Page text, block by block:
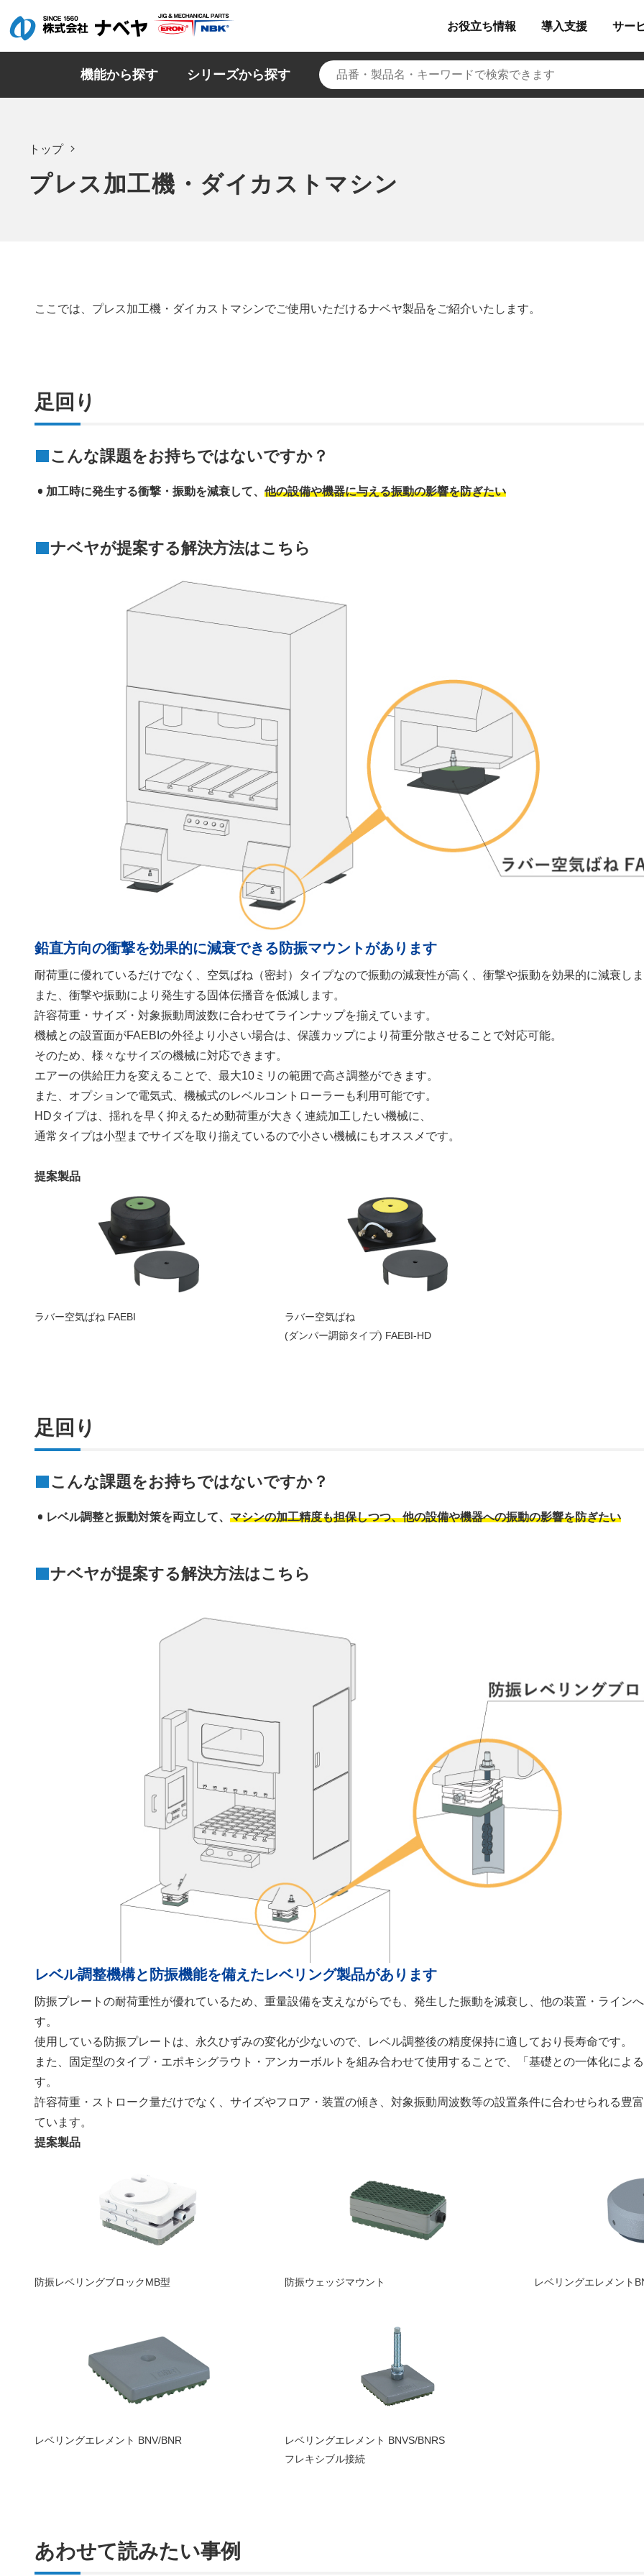
お役立ち情報 導入支援 サー
機能から探す シリーズから探す
トップ
プレス加工機・ダイカストマシン
ここでは、プレス加工機・ダイカストマシンでご使用いただけるナベヤ製品をご紹介いたします。
足回り
こんな課題をお持ちではないですか？
加工時に発生する衝撃・振動を減衰して、 他の設備や機器に与える振動の影響を防ぎたい
ナベヤが提案する解決方法はこちら
鉛直方向の衝撃を効果的に減衰できる防振マウントがあります
耐荷重に優れているだけでなく、空気ばね（密封）タイプなので振動の減衰性が高く、衝撃や振動を効果的に減衰し
また、衝撃や振動により発生する固体伝播音を低減します。
許容荷重・サイズ・対象振動周波数に合わせてラインナップを揃えています。
機械との設置面がFAEBIの外径より小さい場合は、保護カップにより荷重分散させることで対応可能。
そのため、様々なサイズの機械に対応できます。
エアーの供給圧力を変えることで、最大10ミリの範囲で高さ調整ができます。
また、オプションで電気式、機械式のレベルコントローラーも利用可能です。
HDタイプは、揺れを早く抑えるため動荷重が大きく連続加工したい機械に、
通常タイプは小型までサイズを取り揃えているので小さい機械にもオススメです。
提案製品
ラバー空気ばね FAEBI
ラバー空気ばね
(ダンパー調節タイプ) FAEBI-HD
足回り
こんな課題をお持ちではないですか？
レベル調整と振動対策を両立して、 マシンの加工精度も担保しつつ、他の設備や機器への振動の影響を防ぎたい
ナベヤが提案する解決方法はこちら
レベル調整機構と防振機能を備えたレベリング製品があります
防振プレートの耐荷重性が優れているため、重量設備を支えながらでも、発生した振動を減衰し、他の装置・ライン
す。
使用している防振プレートは、永久ひずみの変化が少ないので、レベル調整後の精度保持に適しており長寿命です。
また、固定型のタイプ・エポキシグラウト・アンカーボルトを組み合わせて使用することで、「基礎との一体化によ
す。
許容荷重・ストローク量だけでなく、サイズやフロア・装置の傾き、対象振動周波数等の設置条件に合わせられる豊
ています。
提案製品
防振レベリングブロックMB型 防振ウェッジマウント レベリングエレメント
レベリングエレメント BNV/BNR
レベリングエレメント BNVS/BNRS
フレキシブル接続
あわせて読みたい事例